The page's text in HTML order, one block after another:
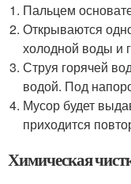
Пальцем
Открываются
холодной воды и
Струя горячей
водой. Под
Мусор будет
приходится
Химическая